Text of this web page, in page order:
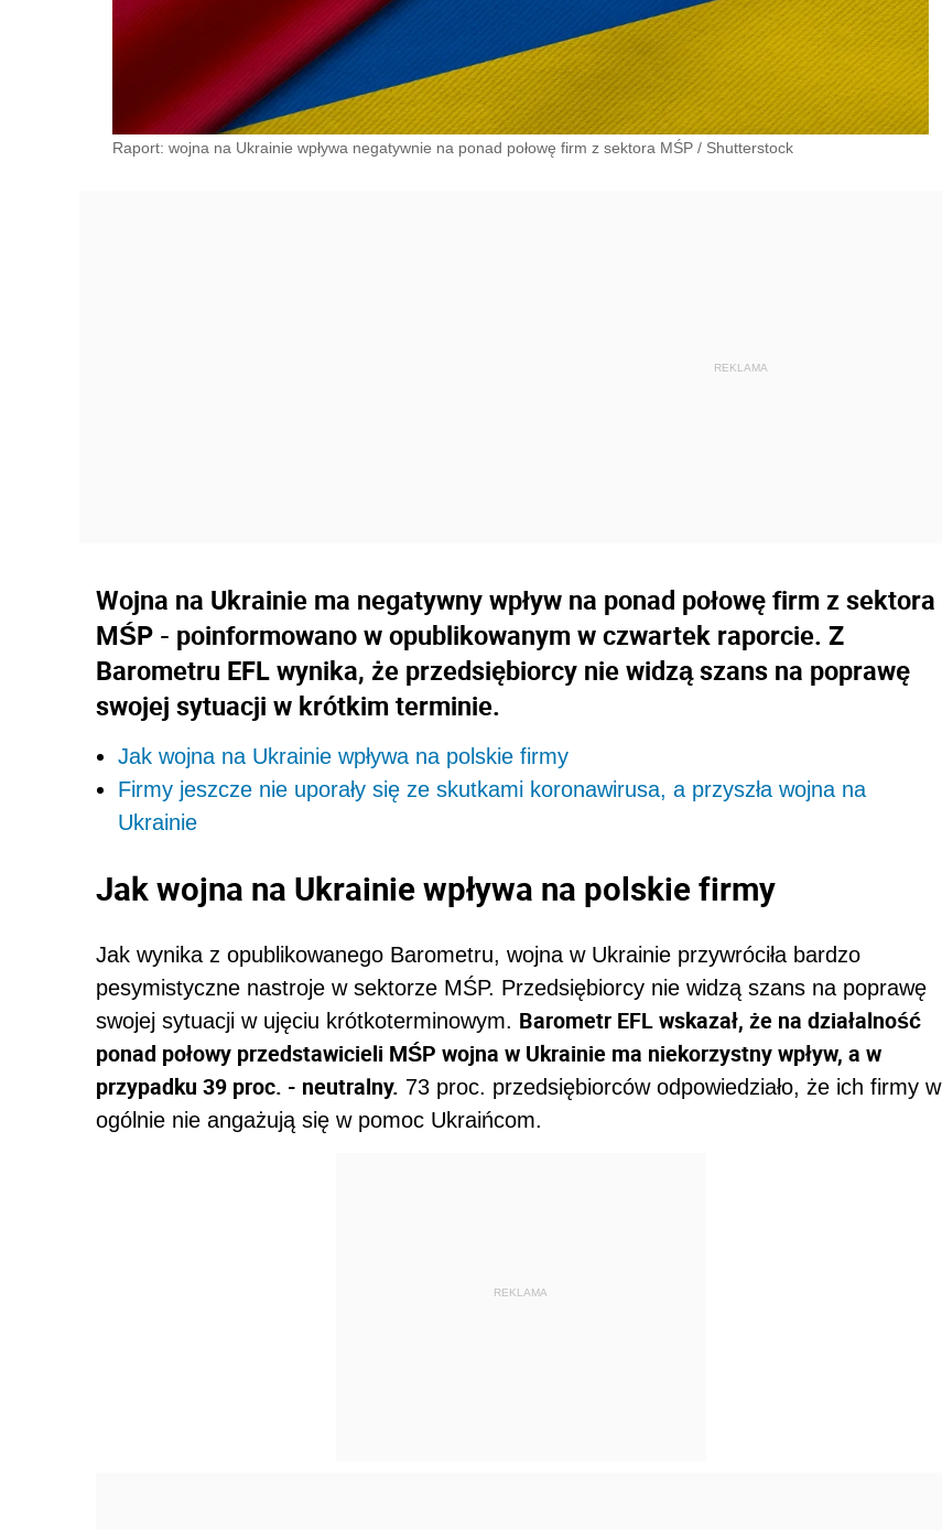
Raport: wojna na Ukrainie wpływa negatywnie na ponad połowę firm z sektora MŚP / Shutterstock
Wojna na Ukrainie ma negatywny wpływ na ponad połowę firm z sektora
MŚP - poinformowano w opublikowanym w czwartek raporcie. Z
Barometru EFL wynika, że przedsiębiorcy nie widzą szans na poprawę
swojej sytuacji w krótkim terminie.
Jak wojna na Ukrainie wpływa na polskie firmy
Firmy jeszcze nie uporały się ze skutkami koronawirusa, a przyszła wojna na
Ukrainie
Jak wojna na Ukrainie wpływa na polskie firmy
Jak wynika z opublikowanego Barometru, wojna w Ukrainie przywróciła bardzo
pesymistyczne nastroje w sektorze MŚP. Przedsiębiorcy nie widzą szans na poprawę
swojej sytuacji w ujęciu krótkoterminowym. Barometr EFL wskazał, że na działalność
ponad połowy przedstawicieli MŚP wojna w Ukrainie ma niekorzystny wpływ, a w
przypadku 39 proc. - neutralny. 73 proc. przedsiębiorców odpowiedziało, że ich firmy w
ogólnie nie angażują się w pomoc Ukraińcom.
REKLAMA